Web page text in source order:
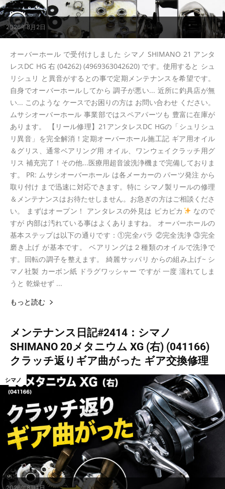
2026年8月2日
オーバーホール で受付けしました シマノ SHIMANO 21 アンタ
レスDC HG 右 (04262) (4969363042620) です。使用すると シュ
リシュリ と異音がするとの事で定期メンテナンスを希望です。
自身でオーバーホールしてから 調子が悪い... 近所に釣具店が無
い... このような ケースでお困りの方は お問い合わせ ください。
ムサシオーバーホール 事業部ではスペアパーツも 豊富に在庫が
あります。 【リール修理】21アンタレスDC HGの「シュリシュ
リ異音」を完全解消！定期オーバーホール施工記 ギア用オイル
＆グリス、通常ベアリング用 オイル、ワンウェイクラッチ用グ
リス 補充完了！その他...医療用超音波洗浄機まで完備しておりま
す。 PR: ムサシオーバーホール は各メーカーの パーツ発注 から
取り付け まで迅速に対応できます。特に シマノ製リールの修理
＆メンテナンスはお待たせしません。お急ぎの方はご相談くださ
い。 まずはオープン！ アンタレスの外見は ピカピカ
なので
すが 内部は汚れている事はよくありますね。 オーバーホールの
基本ステップは以下の通りです：①完全バラ ②完全洗浄 ③完全
磨き上げ が基本です。 ベアリングは２種類のオイルで洗浄で
す。回転の調子を整えます。 綺麗サッパリ からの組み上げ~ シ
マノ社製 カーボン紙 ドラグワッシャー ですが 一度 濡れてしま
うと 乾燥せず ...
もっと読む
メンテナンス日記#2414：シマノ
SHIMANO 20メタニウム XG (右) (041166)
クラッチ返りギア曲がった ギア交換修理
シマノ